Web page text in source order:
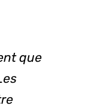
que